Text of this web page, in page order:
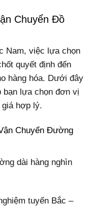
Chuyển Đồ
Nam, việc lựa chọn
quyết định đến
hàng hóa. Dưới đây
bạn lựa chọn đơn vị
hợp lý.
Chuyển Đường
dài hàng nghìn
tuyến Bắc –